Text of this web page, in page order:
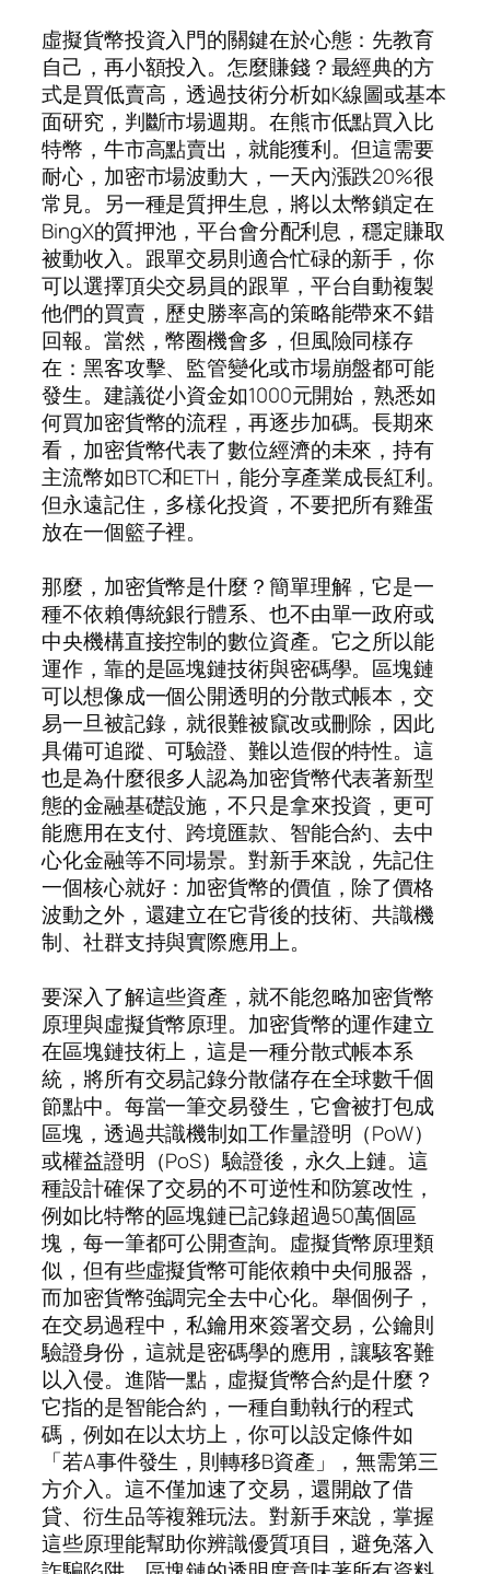
虛擬貨幣投資入門的關鍵在於心態：先教育
自己，再小額投入。怎麼賺錢？最經典的方
式是買低賣高，透過技術分析如K線圖或基本
面研究，判斷市場週期。在熊市低點買入比
特幣，牛市高點賣出，就能獲利。但這需要
耐心，加密市場波動大，一天內漲跌20%很
常見。另一種是質押生息，將以太幣鎖定在
BingX的質押池，平台會分配利息，穩定賺取
被動收入。跟單交易則適合忙碌的新手，你
可以選擇頂尖交易員的跟單，平台自動複製
他們的買賣，歷史勝率高的策略能帶來不錯
回報。當然，幣圈機會多，但風險同樣存
在：黑客攻擊、監管變化或市場崩盤都可能
發生。建議從小資金如1000元開始，熟悉如
何買加密貨幣的流程，再逐步加碼。長期來
看，加密貨幣代表了數位經濟的未來，持有
主流幣如BTC和ETH，能分享產業成長紅利。
但永遠記住，多樣化投資，不要把所有雞蛋
放在一個籃子裡。
那麼，加密貨幣是什麼？簡單理解，它是一
種不依賴傳統銀行體系、也不由單一政府或
中央機構直接控制的數位資產。它之所以能
運作，靠的是區塊鏈技術與密碼學。區塊鏈
可以想像成一個公開透明的分散式帳本，交
易一旦被記錄，就很難被竄改或刪除，因此
具備可追蹤、可驗證、難以造假的特性。這
也是為什麼很多人認為加密貨幣代表著新型
態的金融基礎設施，不只是拿來投資，更可
能應用在支付、跨境匯款、智能合約、去中
心化金融等不同場景。對新手來說，先記住
一個核心就好：加密貨幣的價值，除了價格
波動之外，還建立在它背後的技術、共識機
制、社群支持與實際應用上。
要深入了解這些資產，就不能忽略加密貨幣
原理與虛擬貨幣原理。加密貨幣的運作建立
在區塊鏈技術上，這是一種分散式帳本系
統，將所有交易記錄分散儲存在全球數千個
節點中。每當一筆交易發生，它會被打包成
區塊，透過共識機制如工作量證明（PoW）
或權益證明（PoS）驗證後，永久上鏈。這
種設計確保了交易的不可逆性和防篡改性，
例如比特幣的區塊鏈已記錄超過50萬個區
塊，每一筆都可公開查詢。虛擬貨幣原理類
似，但有些虛擬貨幣可能依賴中央伺服器，
而加密貨幣強調完全去中心化。舉個例子，
在交易過程中，私鑰用來簽署交易，公鑰則
驗證身份，這就是密碼學的應用，讓駭客難
以入侵。進階一點，虛擬貨幣合約是什麼？
它指的是智能合約，一種自動執行的程式
碼，例如在以太坊上，你可以設定條件如
「若A事件發生，則轉移B資產」，無需第三
方介入。這不僅加速了交易，還開啟了借
貸、衍生品等複雜玩法。對新手來說，掌握
這些原理能幫助你辨識優質項目，避免落入